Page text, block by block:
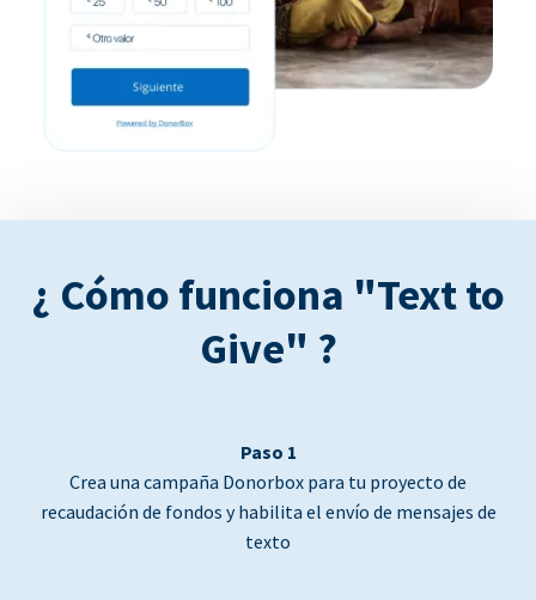
¿ Cómo funciona "Text to
Give" ?
Paso 1
Crea una campaña Donorbox para tu proyecto de
recaudación de fondos y habilita el envío de mensajes de
texto